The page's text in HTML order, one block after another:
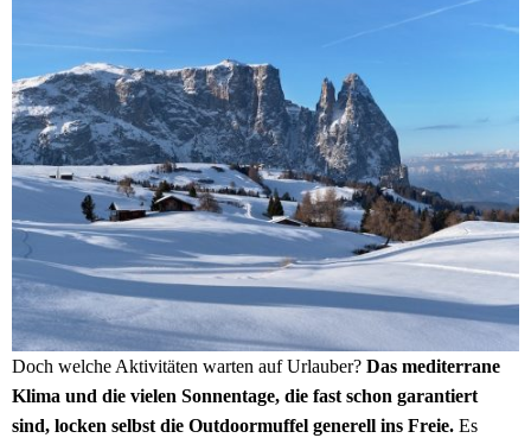
Doch welche Aktivitäten warten auf Urlauber? Das mediterrane
Klima und die vielen Sonnentage, die fast schon garantiert
sind, locken selbst die Outdoormuffel generell ins Freie. Es